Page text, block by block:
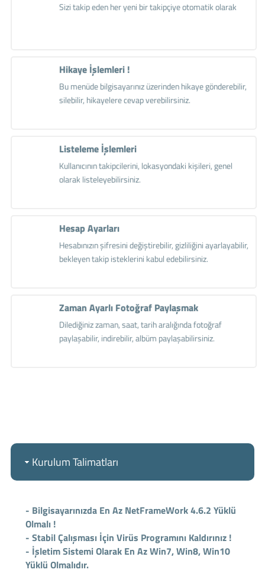
Sizi takip eden her yeni bir takipçiye otomatik olarak
Hikaye İşlemleri !
Bu menüde bilgisayarınız üzerinden hikaye gönderebilir,
silebilir, hikayelere cevap verebilirsiniz.
Listeleme İşlemleri
Kullanıcının takipcilerini, lokasyondaki kişileri, genel
olarak listeleyebilirsiniz.
Hesap Ayarları
Hesabınızın şifresini değiştirebilir, gizliliğini ayarlayabilir,
bekleyen takip isteklerini kabul edebilirsiniz.
Zaman Ayarlı Fotoğraf Paylaşmak
Dilediğiniz zaman, saat, tarih aralığında fotoğraf
paylaşabilir, indirebilir, albüm paylaşabilirsiniz.
Kurulum Talimatları
- Bilgisayarınızda En Az NetFrameWork 4.6.2 Yüklü
Olmalı !
- Stabil Çalışması İçin Virüs Programını Kaldırınız !
- İşletim Sistemi Olarak En Az Win7, Win8, Win10
Yüklü Olmalıdır.